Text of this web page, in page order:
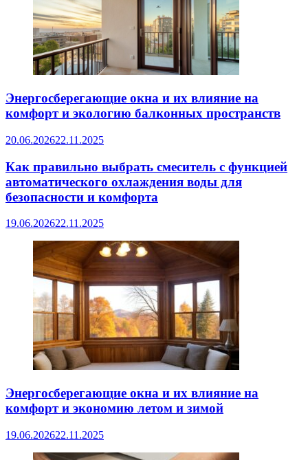
Энергосберегающие окна и их влияние на
комфорт и экологию балконных пространств
20.06.202622.11.2025
Как правильно выбрать смеситель с функцией
автоматического охлаждения воды для
безопасности и комфорта
19.06.202622.11.2025
Энергосберегающие окна и их влияние на
комфорт и экономию летом и зимой
19.06.202622.11.2025